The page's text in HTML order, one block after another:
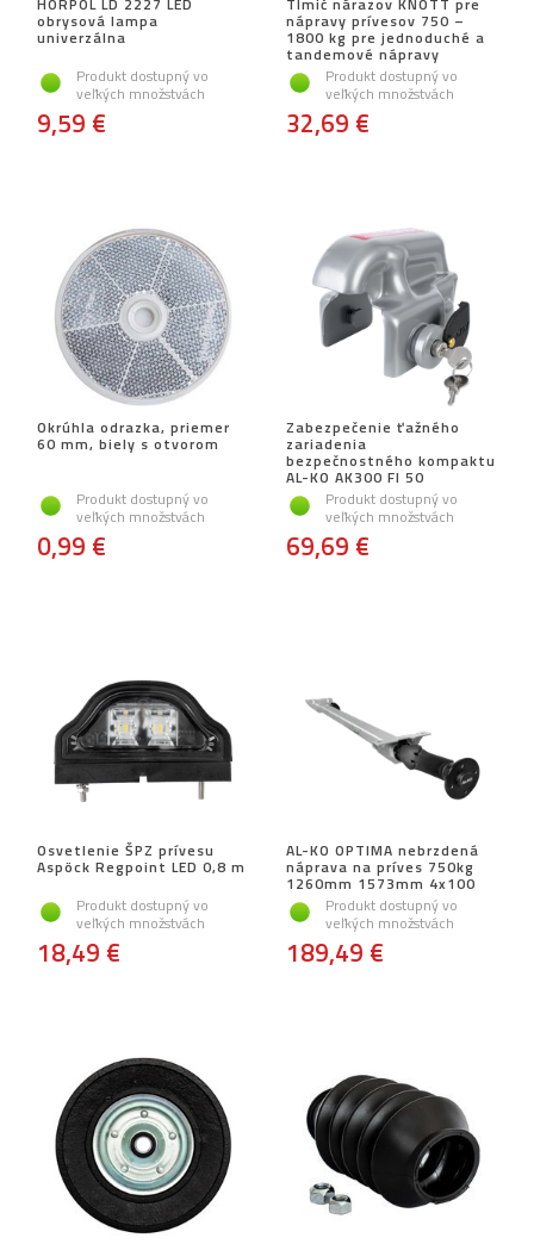
obrysová lampa
univerzálna
Produkt dostupný vo
veľkých množstvách
9,59 €
nápravy prívesov 750 –
1800 kg pre jednoduché a
tandemové nápravy
Produkt dostupný vo
veľkých množstvách
32,69 €
Okrúhla odrazka, priemer
60 mm, biely s otvorom
Produkt dostupný vo
veľkých množstvách
0,99 €
Zabezpečenie ťažného
zariadenia
bezpečnostného kompaktu
AL-KO AK300 FI 50
Produkt dostupný vo
veľkých množstvách
69,69 €
Osvetlenie ŠPZ prívesu
Aspöck Regpoint LED 0,8 m
Produkt dostupný vo
veľkých množstvách
18,49 €
AL-KO OPTIMA nebrzdená
náprava na príves 750kg
1260mm 1573mm 4x100
Produkt dostupný vo
veľkých množstvách
189,49 €